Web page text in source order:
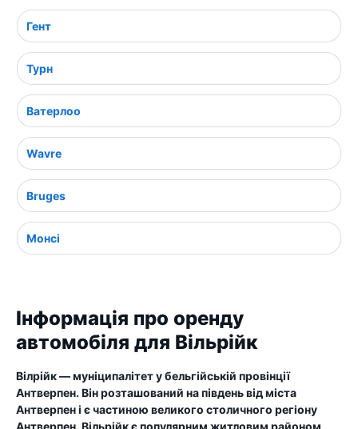
Гент
Турн
Ватерлоо
Wavre
Bruges
Монсі
Інформація про оренду
автомобіля для Вільрійк
Вілрійк — муніципалітет у бельгійській провінції
Антверпен. Він розташований на південь від міста
Антверпен і є частиною великого столичного регіону
Антверпен. Вільрійк є популярним житловим районом